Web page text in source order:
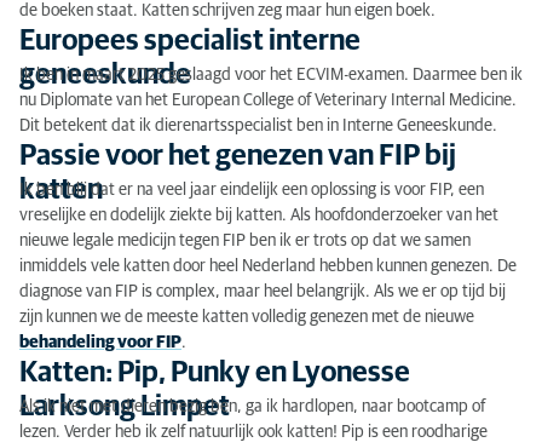
de boeken staat. Katten schrijven zeg maar hun eigen boek.
Europees specialist interne
geneeskunde
Ik ben in maart 2025 geslaagd voor het ECVIM-examen. Daarmee ben ik
nu Diplomate van het European College of Veterinary Internal Medicine.
Dit betekent dat ik dierenartsspecialist ben in Interne Geneeskunde.
Passie voor het genezen van FIP bij
katten
Ik ben blij dat er na veel jaar eindelijk een oplossing is voor FIP, een
vreselijke en dodelijk ziekte bij katten. Als hoofdonderzoeker van het
nieuwe legale medicijn tegen FIP ben ik er trots op dat we samen
inmiddels vele katten door heel Nederland hebben kunnen genezen. De
diagnose van FIP is complex, maar heel belangrijk. Als we er op tijd bij
zijn kunnen we de meeste katten volledig genezen met de nieuwe
behandeling voor FIP.
Katten: Pip, Punky en Lyonesse
Larksong Limpet
Als ik niet met dieren bezig ben, ga ik hardlopen, naar bootcamp of
lezen. Verder heb ik zelf natuurlijk ook katten! Pip is een roodharige